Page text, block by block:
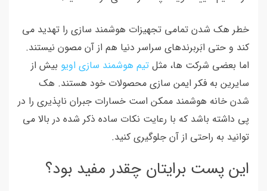
خطر هک شدن تمامی تجهیزات هوشمند سازی را تهدید می
کند و حتی ابَربرندهای سراسر دنیا هم از آن مصون نیستند.
اما بعضی شرکت ها، مثل تیم هوشمند سازی اویو بیش از
سایرین به فکر ایمن سازی محصولات خود هستند. هک
شدن خانه هوشمند ممکن است خسارات جبران ناپذیری را در
پی داشته باشد که با رعایت نکات ساده ذکر شده در بالا می
توانید به راحتی از آن جلوگیری کنید.
این پست برایتان چقدر مفید بود؟